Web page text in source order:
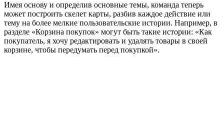
Имея основу и определив основные темы, команда теперь
может построить скелет карты, разбив каждое действие или
тему на более мелкие пользовательские истории. Например, в
разделе «Корзина покупок» могут быть такие истории: «Как
покупатель, я хочу редактировать и удалять товары в своей
корзине, чтобы передумать перед покупкой».